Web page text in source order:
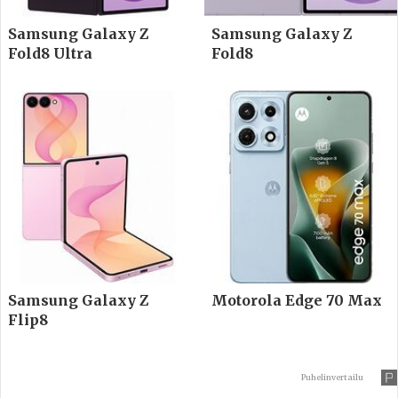
Samsung Galaxy Z
Fold8 Ultra
Samsung Galaxy Z
Fold8
Samsung Galaxy Z
Flip8
Motorola Edge 70 Max
Puhelinvertailu